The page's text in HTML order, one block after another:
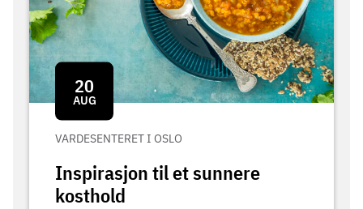
20
AUG
VARDESENTERET I OSLO
Inspirasjon til et sunnere
kosthold